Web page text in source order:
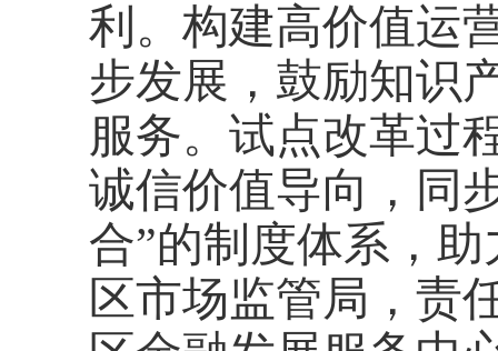
利。构建高价值运
步发展，鼓励知识
服务。试点改革过
诚信价值导向，同
合”的制度体系，
区市场监管局，责